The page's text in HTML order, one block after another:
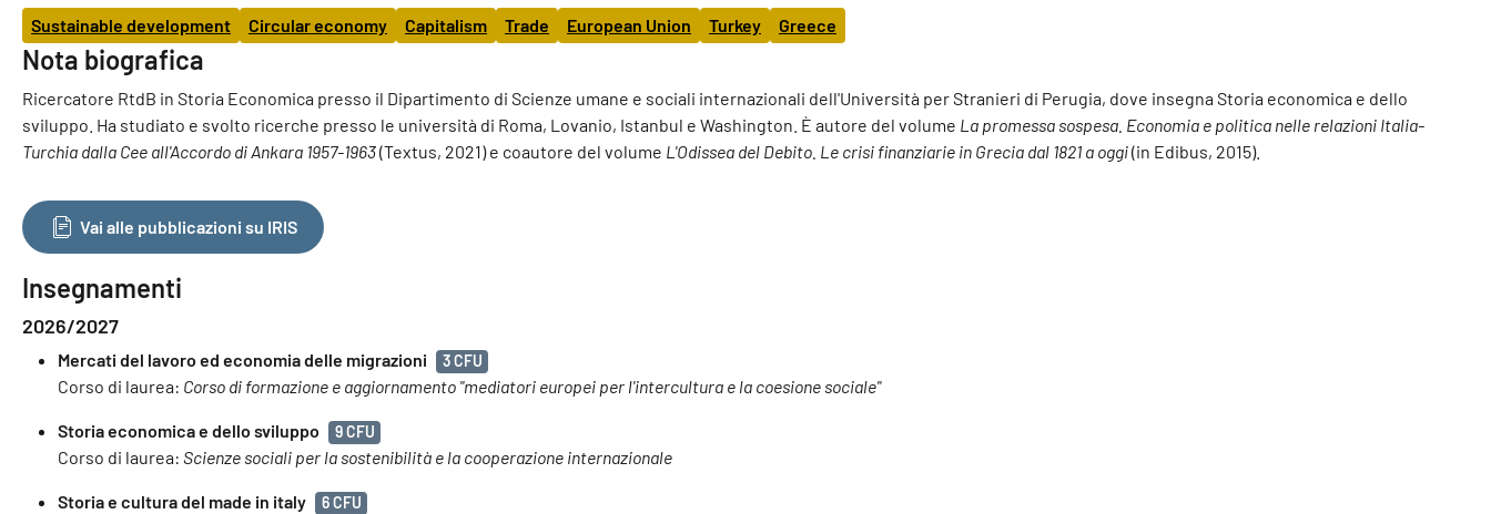
Sustainable development Circular economy Capitalism Trade European Union Turkey Greece
Nota biografica
Ricercatore RtdB in Storia Economica presso il Dipartimento di Scienze umane e sociali internazionali dell'Università per Stranieri di Perugia, dove insegna Storia economica e dello
sviluppo. Ha studiato e svolto ricerche presso le università di Roma, Lovanio, Istanbul e Washington. È autore del volume La promessa sospesa. Economia e politica nelle relazioni Italia-
Turchia dalla Cee all'Accordo di Ankara 1957-1963(Textus, 2021) e coautore del volume L'Odissea del Debito. Le crisi finanziarie in Grecia dal 1821 a oggi(in Edibus, 2015).
Vai alle pubblicazioni su IRIS
Insegnamenti
2026/2027
Mercati del lavoro ed economia delle migrazioni 3 CFU
Corso di laurea: Corso di formazione e aggiornamento "mediatori europei per l'intercultura e la coesione sociale"
Storia economica e dello sviluppo 9 CFU
Corso di laurea: Scienze sociali per la sostenibilità e la cooperazione internazionale
Storia e cultura del made in italy 6 CFU